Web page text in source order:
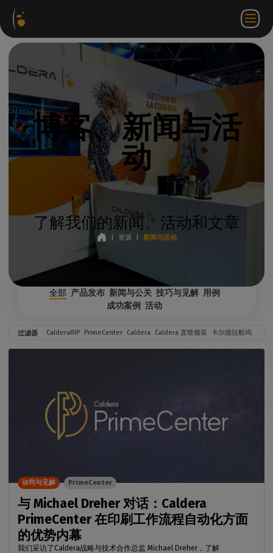
ZH
博客、新闻与活
动
了解我们的新闻、活动和文章
资源 新闻与活动
全部 产品发布 新闻与公关 技巧与见解 用例
成功案例 活动
过滤器 CalderaRIP PrimeCenter Caldera Caldera 直喷服装 卡尔德拉船坞
与 Michael Dreher 对话：Caldera
PrimeCenter 在印刷工作流程自动化方面
的优势内幕
我们采访了Caldera战略与技术合作总监 Michael Dreher，了解
诀窍与见解 PrimeCenter